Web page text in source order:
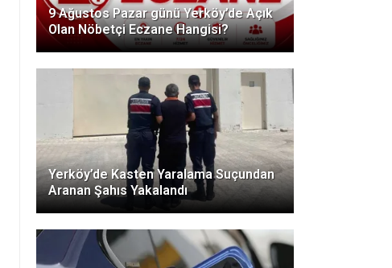
9 Ağustos Pazar günü Yerköy’de Açık
Olan Nöbetçi Eczane Hangisi?
Yerköy’de Kasten Yaralama Suçundan
Aranan Şahıs Yakalandı